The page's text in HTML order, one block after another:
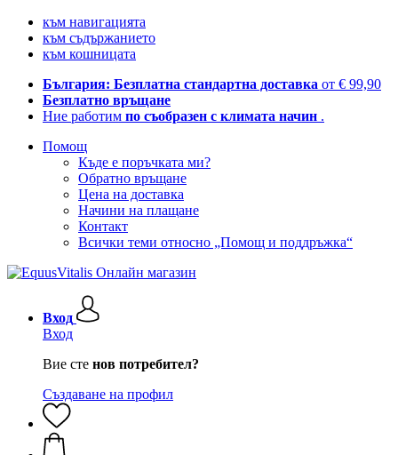
към навигацията
към съдържанието
към кошницата
България: Безплатна стандартна доставка от € 99,90
Безплатно връщане
Ние работим по съобразен с климата начин .
Помощ
Къде е поръчката ми?
Обратно връщане
Цена на доставка
Начини на плащане
Контакт
Всички теми относно „Помощ и поддръжка“
Вход
Вход
Вие сте нов потребител?
Създаване на профил